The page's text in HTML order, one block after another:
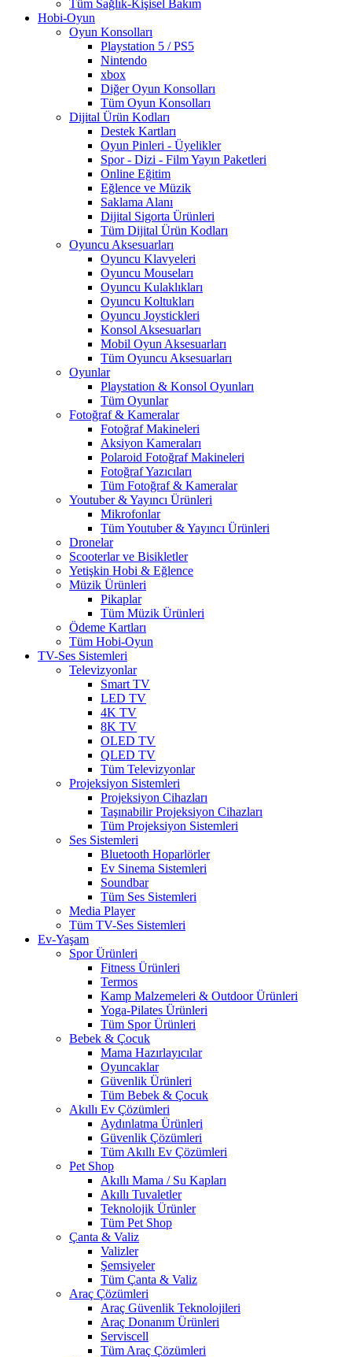
Tüm Sağlık-Kişisel Bakım
Hobi-Oyun
Oyun Konsolları
Playstation 5 / PS5
Nintendo
xbox
Diğer Oyun Konsolları
Tüm Oyun Konsolları
Dijital Ürün Kodları
Destek Kartları
Oyun Pinleri - Üyelikler
Spor - Dizi - Film Yayın Paketleri
Online Eğitim
Eğlence ve Müzik
Saklama Alanı
Dijital Sigorta Ürünleri
Tüm Dijital Ürün Kodları
Oyuncu Aksesuarları
Oyuncu Klavyeleri
Oyuncu Mouseları
Oyuncu Kulaklıkları
Oyuncu Koltukları
Oyuncu Joystickleri
Konsol Aksesuarları
Mobil Oyun Aksesuarları
Tüm Oyuncu Aksesuarları
Oyunlar
Playstation & Konsol Oyunları
Tüm Oyunlar
Fotoğraf & Kameralar
Fotoğraf Makineleri
Aksiyon Kameraları
Polaroid Fotoğraf Makineleri
Fotoğraf Yazıcıları
Tüm Fotoğraf & Kameralar
Youtuber & Yayıncı Ürünleri
Mikrofonlar
Tüm Youtuber & Yayıncı Ürünleri
Dronelar
Scooterlar ve Bisikletler
Yetişkin Hobi & Eğlence
Müzik Ürünleri
Pikaplar
Tüm Müzik Ürünleri
Ödeme Kartları
Tüm Hobi-Oyun
TV-Ses Sistemleri
Televizyonlar
Smart TV
LED TV
4K TV
8K TV
OLED TV
QLED TV
Tüm Televizyonlar
Projeksiyon Sistemleri
Projeksiyon Cihazları
Taşınabilir Projeksiyon Cihazları
Tüm Projeksiyon Sistemleri
Ses Sistemleri
Bluetooth Hoparlörler
Ev Sinema Sistemleri
Soundbar
Tüm Ses Sistemleri
Media Player
Tüm TV-Ses Sistemleri
Ev-Yaşam
Spor Ürünleri
Fitness Ürünleri
Termos
Kamp Malzemeleri & Outdoor Ürünleri
Yoga-Pilates Ürünleri
Tüm Spor Ürünleri
Bebek & Çocuk
Mama Hazırlayıcılar
Oyuncaklar
Güvenlik Ürünleri
Tüm Bebek & Çocuk
Akıllı Ev Çözümleri
Aydınlatma Ürünleri
Güvenlik Çözümleri
Tüm Akıllı Ev Çözümleri
Pet Shop
Akıllı Mama / Su Kapları
Akıllı Tuvaletler
Teknolojik Ürünler
Tüm Pet Shop
Çanta & Valiz
Valizler
Şemsiyeler
Tüm Çanta & Valiz
Araç Çözümleri
Araç Güvenlik Teknolojileri
Araç Donanım Ürünleri
Serviscell
Tüm Araç Çözümleri